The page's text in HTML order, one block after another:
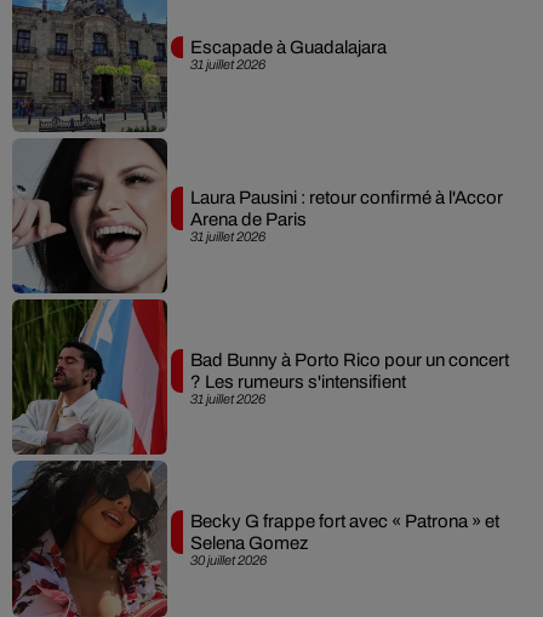
31 juillet 2026
Escapade à Guadalajara
31 juillet 2026
Laura Pausini : retour confirmé à l'Accor
Arena de Paris
31 juillet 2026
Bad Bunny à Porto Rico pour un concert
? Les rumeurs s'intensifient
30 juillet 2026
Becky G frappe fort avec « Patrona » et
Selena Gomez